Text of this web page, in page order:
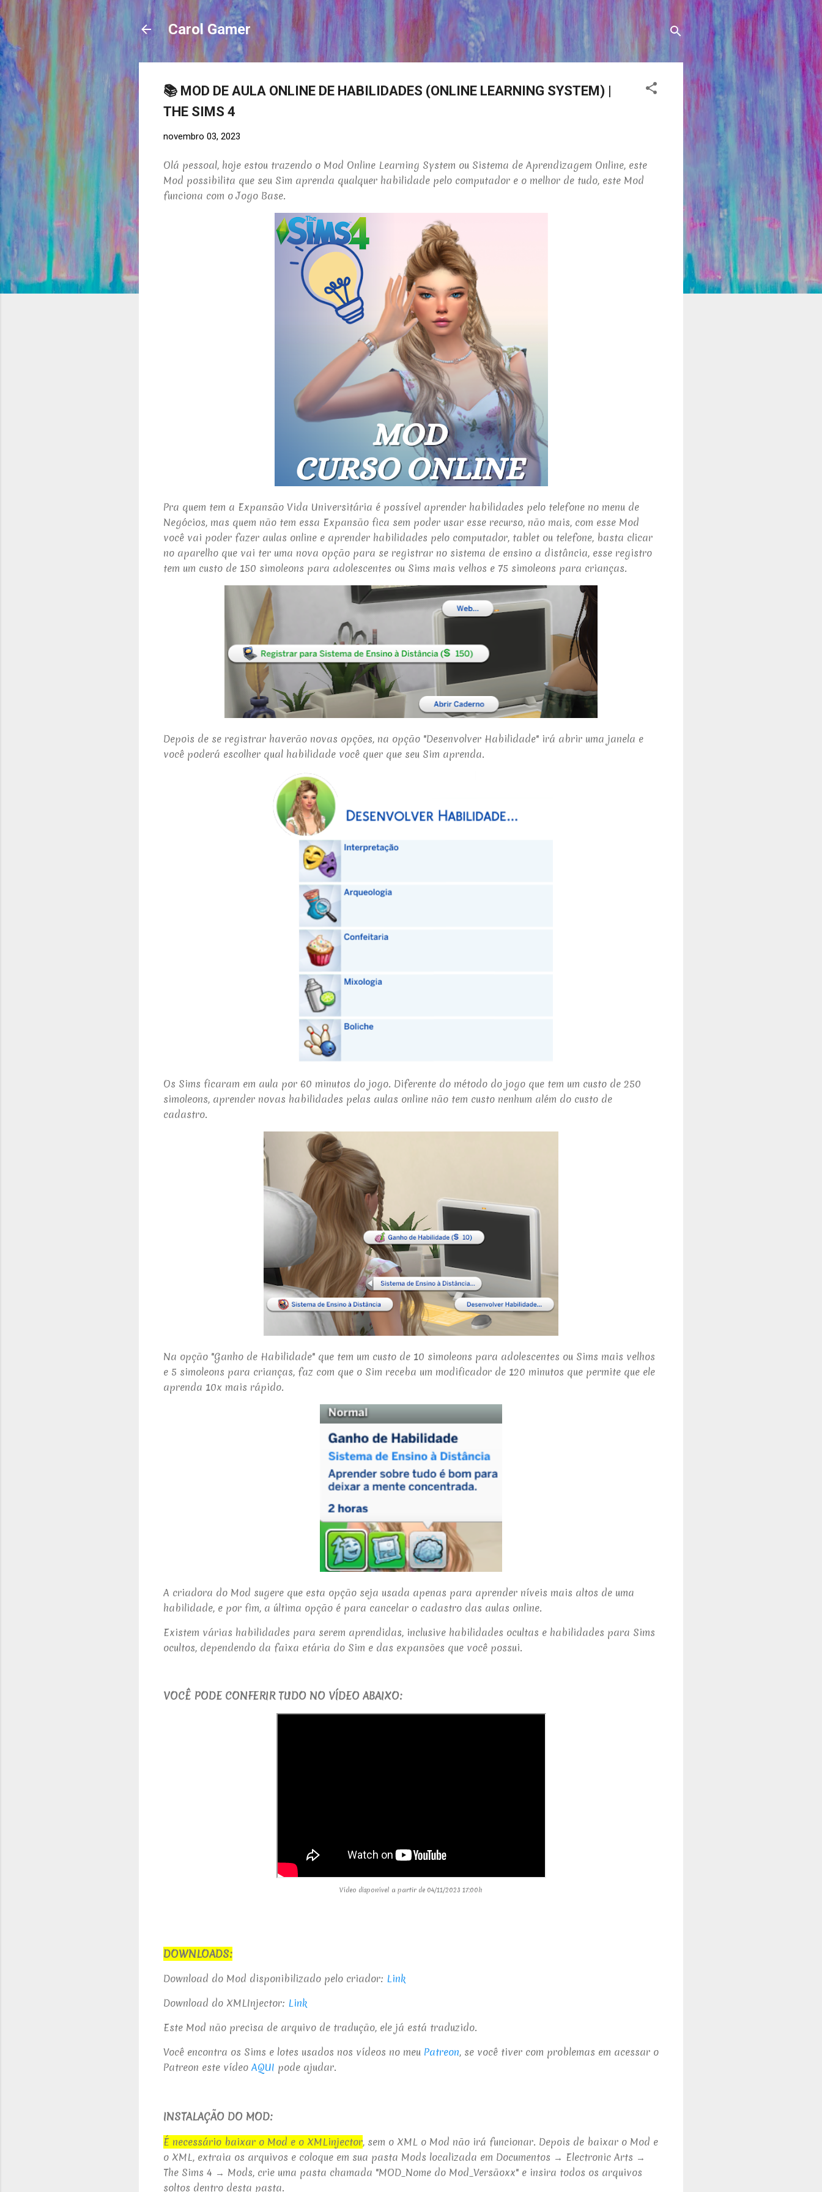
Pular para o conteúdo principal
Carol Gamer
📚 MOD DE AULA ONLINE DE HABILIDADES (ONLINE LEARNING SYSTEM) |
THE SIMS 4
novembro 03, 2023
Olá pessoal, hoje estou trazendo o Mod Online Learning System ou Sistema de Aprendizagem Online, este
Mod possibilita que seu Sim aprenda qualquer habilidade pelo computador e o melhor de tudo, este Mod
funciona com o Jogo Base.
Pra quem tem a Expansão Vida Universitária é possível aprender habilidades pelo telefone no menu de
Negócios, mas quem não tem essa Expansão fica sem poder usar esse recurso, não mais, com esse Mod
você vai poder fazer aulas online e aprender habilidades pelo computador, tablet ou telefone, basta clicar
no aparelho que vai ter uma nova opção para se registrar no sistema de ensino a distância, esse registro
tem um custo de 150 simoleons para adolescentes ou Sims mais velhos e 75 simoleons para crianças.
Depois de se registrar haverão novas opções, na opção "Desenvolver Habilidade" irá abrir uma janela e
você poderá escolher qual habilidade você quer que seu Sim aprenda.
Os Sims ficaram em aula por 60 minutos do jogo. Diferente do método do jogo que tem um custo de 250
simoleons, aprender novas habilidades pelas aulas online não tem custo nenhum além do custo de
cadastro.
Na opção "Ganho de Habilidade" que tem um custo de 10 simoleons para adolescentes ou Sims mais velhos
e 5 simoleons para crianças, faz com que o Sim receba um modificador de 120 minutos que permite que ele
aprenda 10x mais rápido.
A criadora do Mod sugere que esta opção seja usada apenas para aprender níveis mais altos de uma
habilidade, e por fim, a última opção é para cancelar o cadastro das aulas online.
Existem várias habilidades para serem aprendidas, inclusive habilidades ocultas e habilidades para Sims
ocultos, dependendo da faixa etária do Sim e das expansões que você possui.
VOCÊ PODE CONFERIR TUDO NO VÍDEO ABAIXO:
Vídeo disponível a partir de 04/11/2023 17:00h
DOWNLOADS:
Download do Mod disponibilizado pelo criador: Link
Download do XMLInjector: Link
Este Mod não precisa de arquivo de tradução, ele já está traduzido.
Você encontra os Sims e lotes usados nos vídeos no meu Patreon, se você tiver com problemas em acessar o
Patreon este vídeo AQUI pode ajudar.
INSTALAÇÃO DO MOD:
É necessário baixar o Mod e o XMLinjector, sem o XML o Mod não irá funcionar. Depois de baixar o Mod e
o XML, extraia os arquivos e coloque em sua pasta Mods localizada em Documentos → Electronic Arts →
The Sims 4 → Mods, crie uma pasta chamada "MOD_Nome do Mod_Versãoxx" e insira todos os arquivos
soltos dentro desta pasta.